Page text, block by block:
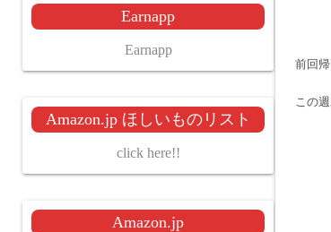
前回
この
Earnapp
Earnapp
Amazon.jp ほしいものリスト
click here!!
Amazon.jp